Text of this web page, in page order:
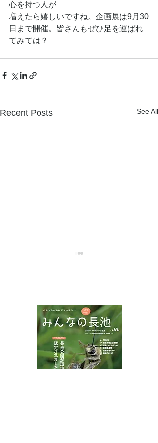
心を持つ人が
増えたら嬉しいですね。企画展は9月30
日まで開催。皆さんもぜひ足を運ばれ
てみては？
Recent Posts See All
ムネアカチビナカボソタ
マムシ